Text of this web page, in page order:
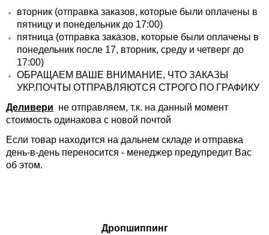
вторник (отправка заказов, которые были оплачены в
пятницу и понедельник до 17:00)
пятница (отправка заказов, которые были оплачены в
понедельник после 17, вторник, среду и четверг до
17:00)
ОБРАЩАЕМ ВАШЕ ВНИМАНИЕ, ЧТО ЗАКАЗЫ
УКР.ПОЧТЫ ОТПРАВЛЯЮТСЯ СТРОГО ПО ГРАФИКУ
Деливери не отправляем, т.к. на данный момент
стоимость одинакова с новой почтой
Если товар находится на дальнем складе и отправка
день-в-день переносится - менеджер предупредит Вас
об этом.
Дропшиппинг